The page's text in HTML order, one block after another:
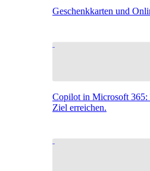
Geschenkkarten und
Copilot in Microsoft 365:
Ziel erreichen.